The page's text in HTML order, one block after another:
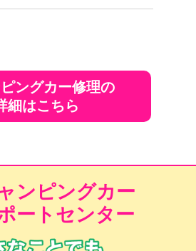
ングカー修理の
細はこちら
ンピングカー
ートセンター